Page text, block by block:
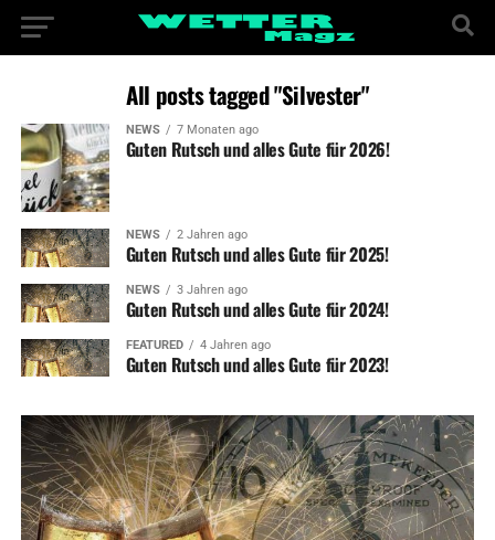
All posts tagged "Silvester"
NEWS 7 Monaten ago
Guten Rutsch und alles Gute für 2026!
NEWS 2 Jahren ago
Guten Rutsch und alles Gute für 2025!
NEWS 3 Jahren ago
Guten Rutsch und alles Gute für 2024!
FEATURED 4 Jahren ago
Guten Rutsch und alles Gute für 2023!